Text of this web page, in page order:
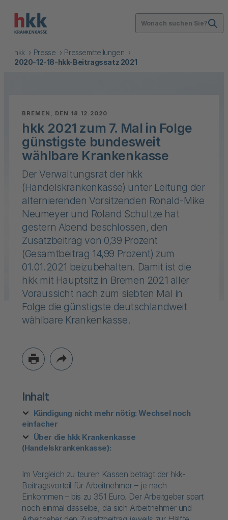
Wonach suchen Sie?
hkk Presse
Pressemitteilungen
2020-12-18-hkk-Beitragssatz 2021
BREMEN, DEN 18.12.2020
hkk 2021 zum 7. Mal in Folge
günstigste bundesweit
wählbare Krankenkasse
Der Verwaltungsrat der hkk
(Handelskrankenkasse) unter Leitung der
alternierenden Vorsitzenden Ronald-Mike
Neumeyer und Roland Schultze hat
gestern Abend beschlossen, den
Zusatzbeitrag von 0,39 Prozent
(Gesamtbeitrag 14,99 Prozent) zum
01.01.2021 beizubehalten. Damit ist die
hkk mit Hauptsitz in Bremen 2021 aller
Voraussicht nach zum siebten Mal in
Folge die günstigste deutschlandweit
wählbare Krankenkasse.
Inhalt
Kündigung nicht mehr nötig: Wechsel noch
einfacher
Über die hkk Krankenkasse
(Handelskrankenkasse):
Im Vergleich zu teuren Kassen beträgt der hkk-
Beitragsvorteil für Arbeitnehmer – je nach
Einkommen – bis zu 351 Euro. Der Arbeitgeber spart
noch einmal dasselbe, da sich Arbeitnehmer und